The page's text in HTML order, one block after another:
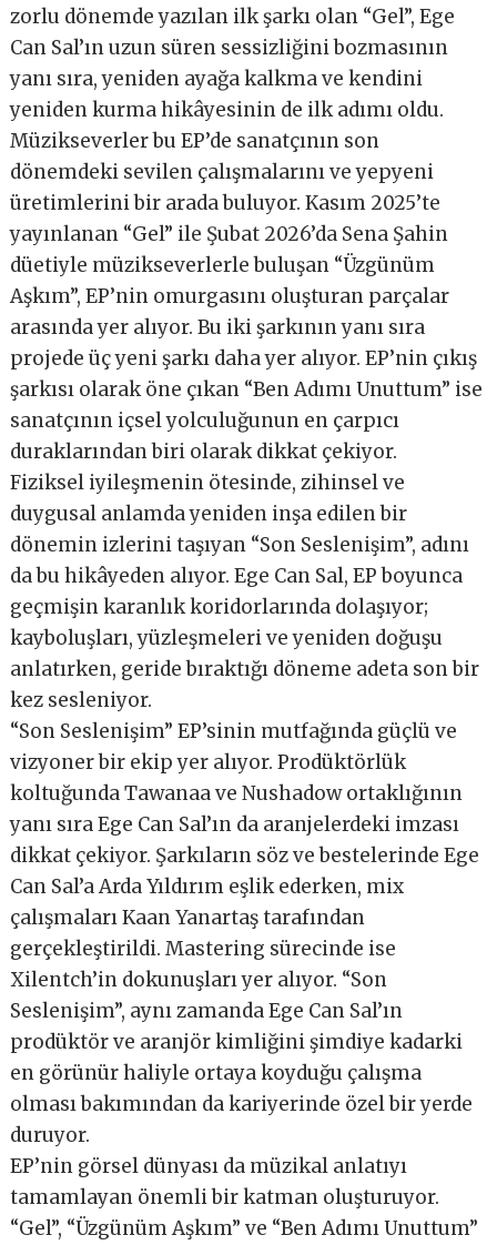
zorlu dönemde yazılan ilk şarkı olan “Gel”, Ege
Can Sal’ın uzun süren sessizliğini bozmasının
yanı sıra, yeniden ayağa kalkma ve kendini
yeniden kurma hikâyesinin de ilk adımı oldu.
Müzikseverler bu EP’de sanatçının son
dönemdeki sevilen çalışmalarını ve yepyeni
üretimlerini bir arada buluyor. Kasım 2025’te
yayınlanan “Gel” ile Şubat 2026’da Sena Şahin
düetiyle müzikseverlerle buluşan “Üzgünüm
Aşkım”, EP’nin omurgasını oluşturan parçalar
arasında yer alıyor. Bu iki şarkının yanı sıra
projede üç yeni şarkı daha yer alıyor. EP’nin çıkış
şarkısı olarak öne çıkan “Ben Adımı Unuttum” ise
sanatçının içsel yolculuğunun en çarpıcı
duraklarından biri olarak dikkat çekiyor.
Fiziksel iyileşmenin ötesinde, zihinsel ve
duygusal anlamda yeniden inşa edilen bir
dönemin izlerini taşıyan “Son Seslenişim”, adını
da bu hikâyeden alıyor. Ege Can Sal, EP boyunca
geçmişin karanlık koridorlarında dolaşıyor;
kayboluşları, yüzleşmeleri ve yeniden doğuşu
anlatırken, geride bıraktığı döneme adeta son bir
kez sesleniyor.
“Son Seslenişim” EP’sinin mutfağında güçlü ve
vizyoner bir ekip yer alıyor. Prodüktörlük
koltuğunda Tawanaa ve Nushadow ortaklığının
yanı sıra Ege Can Sal’ın da aranjelerdeki imzası
dikkat çekiyor. Şarkıların söz ve bestelerinde Ege
Can Sal’a Arda Yıldırım eşlik ederken, mix
çalışmaları Kaan Yanartaş tarafından
gerçekleştirildi. Mastering sürecinde ise
Xilentch’in dokunuşları yer alıyor. “Son
Seslenişim”, aynı zamanda Ege Can Sal’ın
prodüktör ve aranjör kimliğini şimdiye kadarki
en görünür haliyle ortaya koyduğu çalışma
olması bakımından da kariyerinde özel bir yerde
duruyor.
EP’nin görsel dünyası da müzikal anlatıyı
tamamlayan önemli bir katman oluşturuyor.
“Gel”, “Üzgünüm Aşkım” ve “Ben Adımı Unuttum”